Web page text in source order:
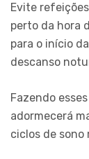
Evite
perto da hora
para o início
descanso
Fazendo
adormecerá
ciclos de sono